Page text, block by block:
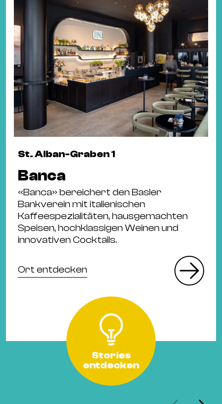
St. Alban-Graben 1
Banca
«Banca» bereichert den Basler
Bankverein mit italienischen
Kaffeespezialitäten, hausgemachten
Speisen, hochklassigen Weinen und
innovativen Cocktails.
Ort entdecken
Stories
entdecken